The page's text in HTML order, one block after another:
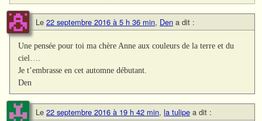
Le 22 septembre 2016 à 5 h 36 min, Den a dit :
Une pensée pour toi ma chère Anne aux couleurs de la terre et du
ciel….
Je t’embrasse en cet automne débutant.
Den
Le 22 septembre 2016 à 19 h 42 min, la tulipe a dit :